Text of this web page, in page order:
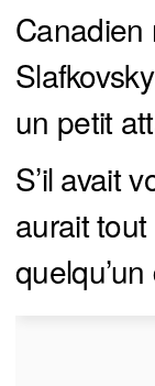
Canadien
un petit
S’il avait
aurait
quelqu’un